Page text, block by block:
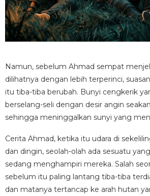
Namun, sebelum Ahmad sempat
dilihatnya dengan lebih terperinci,
itu tiba-tiba berubah. Bunyi cengkerik
berselang-seli dengan desir angin
sehingga meninggalkan sunyi yang
Cerita Ahmad, ketika itu udara di
dan dingin, seolah-olah ada sesuatu
sedang menghampiri mereka. Salah
sebelum itu paling lantang tiba-tiba
dan matanya tertancap ke arah hutan